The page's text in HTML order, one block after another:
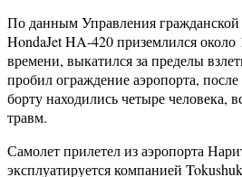
По данным Управления
HondaJet HA-420 приземлился
времени, выкатился за пределы
пробил ограждение аэропорта,
борту находились четыре человека,
травм.
Самолет прилетел из аэропорта
эксплуатируется компанией